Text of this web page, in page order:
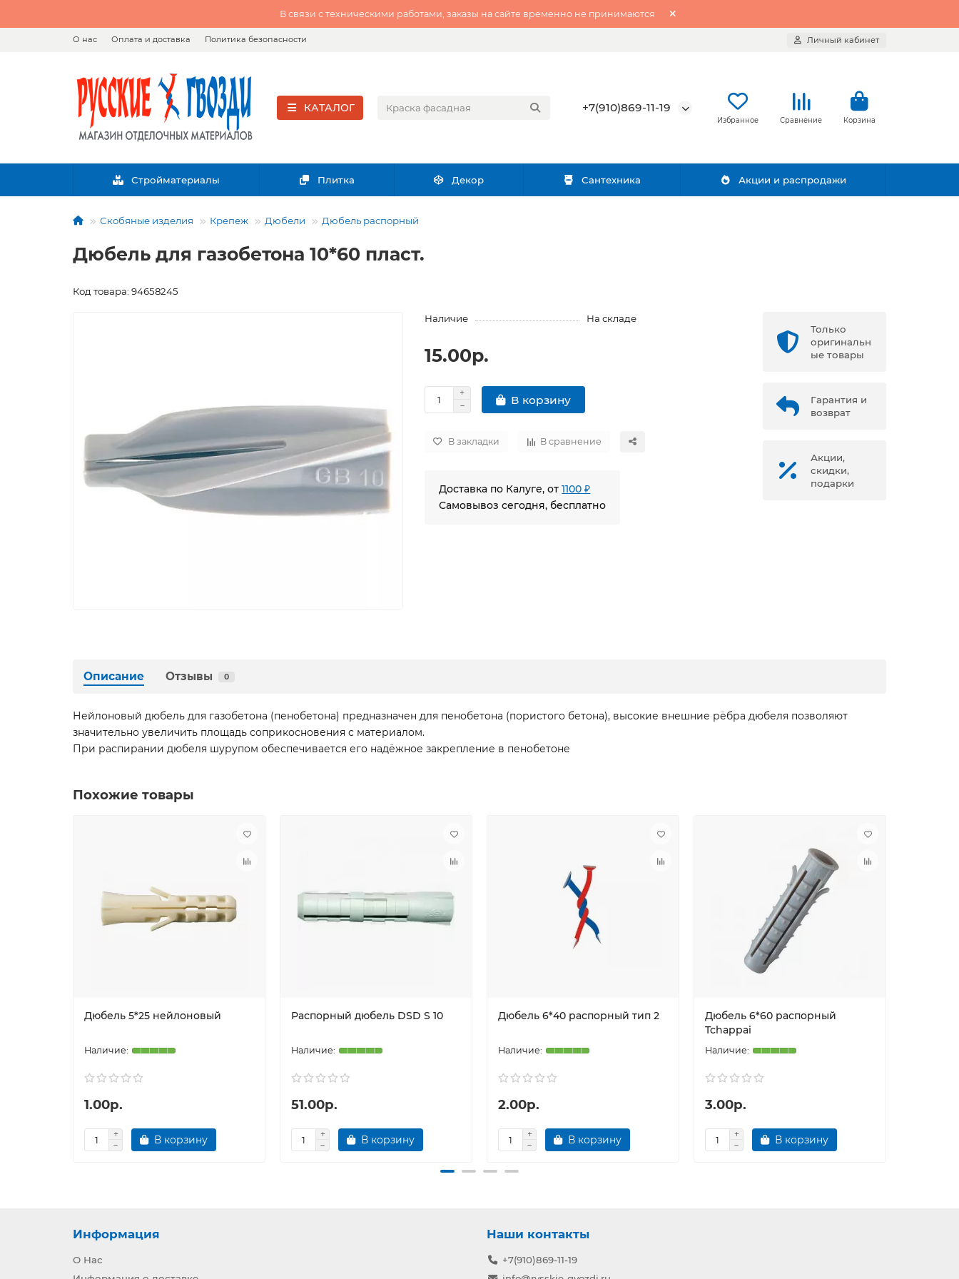
В связи с техническими работами, заказы на сайте временно не принимаются
О нас Оплата и доставка Политика безопасности Личный кабинет
КАТАЛОГ +7(910)869-11-19
Избранное Сравнение Корзина
Стройматериалы Плитка Декор Сантехника Акции и распродажи
Скобяные изделия Крепеж Дюбели Дюбель распорный
Дюбель для газобетона 10*60 пласт.
Код товара: 94658245
Наличие На складе
15.00р.
В корзину
В закладки В сравнение
Доставка по Калуге, от1100 ₽
Самовывоз сегодня, бесплатно
Только
оригинальн
ые товары
Гарантия и
возврат
Акции,
скидки,
подарки
Описание Отзывы 0
Нейлоновый дюбель для газобетона (пенобетона) предназначен для пенобетона (пористого бетона), высокие внешние рёбра дюбеля позволяют
значительно увеличить площадь соприкосновения с материалом.
При распирании дюбеля шурупом обеспечивается его надёжное закрепление в пенобетоне
Похожие товары
Дюбель 5*25 нейлоновый
1.00р.
В корзину
Распорный дюбель DSD S 10
51.00р.
В корзину
Дюбель 6*40 распорный тип 2
2.00р.
В корзину
Дюбель 6*60 распорный
Tchappai
3.00р.
В корзину
Информация
О Нас
Наши контакты
+7(910)869-11-19